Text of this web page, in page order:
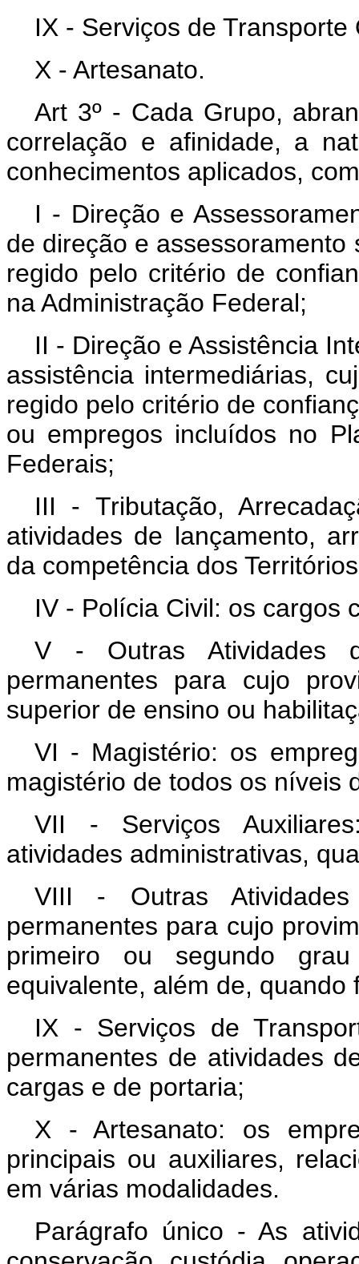
IX - Serviços de
X - Artesanato.
Art 3º - Cada Grupo,
correlação e afinidade, a
conhecimentos aplicados,
I - Direção e
de direção e
regido pelo critério de
na Administração Federal;
II - Direção e Assistência
assistência intermediárias,
regido pelo critério de
ou empregos incluídos no
Federais;
III - Tributação,
atividades de lançamento,
da competência dos
IV - Polícia Civil: os cargos
V - Outras Atividades
permanentes para cujo
superior de ensino ou
VI - Magistério: os
magistério de todos os níveis
VII - Serviços
atividades administrativas,
VIII - Outras
permanentes para cujo
primeiro ou segundo
equivalente, além de,
IX - Serviços de
permanentes de atividades
cargas e de portaria;
X - Artesanato: os
principais ou auxiliares,
em várias modalidades.
Parágrafo único - As